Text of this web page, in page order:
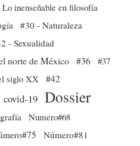
Lo inenseñable en filosofía
#30 - Naturaleza
- Sexualidad
norte de México #36 #37
siglo XX #42
covid-19 Dossier
Numero#68
Número#81